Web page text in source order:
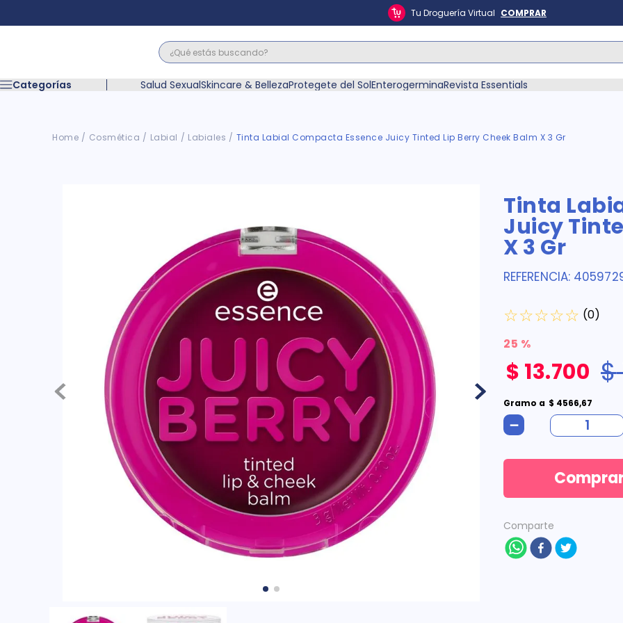
Tu Droguería Virtual COMPRAR
¿Qué estás buscando?
Categorías Salud SexualSkincare & BellezaProtegete del SolEnterogerminaRevista Essentials
Cosmética Labial Labiales Tinta Labial Compacta Essence Juicy Tinted Lip Berry Cheek Balm X 3 Gr
Tinta
Juicy
X 3 Gr
REFERENCIA:
☆☆☆☆☆ (0)
25 %
$
$ 13.700
Gramo a $ 4566,67
－
Comparte
Términos Más Buscados
3
4
9.
cyclofem
10. vitamina c